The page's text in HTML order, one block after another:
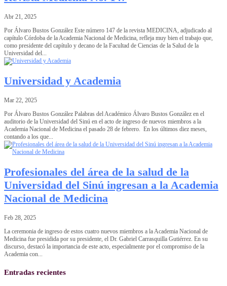
Abr 21, 2025
Por Álvaro Bustos González Este número 147 de la revista MEDICINA, adjudicado al
capítulo Córdoba de la Academia Nacional de Medicina, refleja muy bien el trabajo que,
como presidente del capítulo y decano de la Facultad de Ciencias de la Salud de la
Universidad del...
Universidad y Academia
Mar 22, 2025
Por Álvaro Bustos González Palabras del Académico Álvaro Bustos González en el
auditorio de la Universidad del Sinú en el acto de ingreso de nuevos miembros a la
Academia Nacional de Medicina el pasado 28 de febrero. En los últimos diez meses,
contando a los que...
Profesionales del área de la salud de la
Universidad del Sinú ingresan a la Academia
Nacional de Medicina
Feb 28, 2025
La ceremonia de ingreso de estos cuatro nuevos miembros a la Academia Nacional de
Medicina fue presidida por su presidente, el Dr. Gabriel Carrasquilla Gutiérrez. En su
discurso, destacó la importancia de este acto, especialmente por el compromiso de la
Academia con...
Entradas recientes